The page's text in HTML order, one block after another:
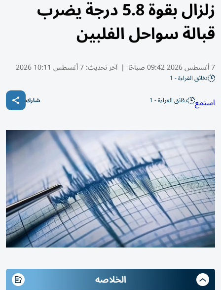
زلزال بقوة 5.8 درجة يضرب
قبالة سواحل الفلبين
7 أغسطس 2026 09:42 صباحًا | آخر تحديث:7 أغسطس 10:11 2026
دقائق القراءة - 1
استمع دقائق القراءة - 1 شارك
الخلاصه